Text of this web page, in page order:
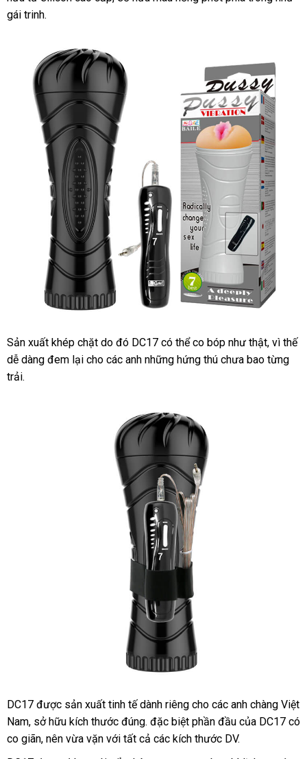
giả
độ cực
gái trinh.
DC17
Âm
đạo
Sản xuất khép chặt do đó DC17 cung
cấp
có thể co bóp như thậtmua
sắm
, vì thế
dễ dàng đem lại cho vận
các anh tại
những hứng thú chưa bao từng
trải.
DC17
Âm
đạo
DC17 tiết
kiệm
được sản xuất tinh tế dành giá
rẻ
riêng cho thảo
luận
các anh chàng Việt
Namở
đâu
tốt
, sở hữu kích thước đúngxưởng
. tốt
nhất
đặc biệt phần đầu hỗ
của DC17 có
co giãnhàng
nhái
, nên vừa vặn thương
hiệu
với tốt
nhất
tất cả phản
các kích thước DV.